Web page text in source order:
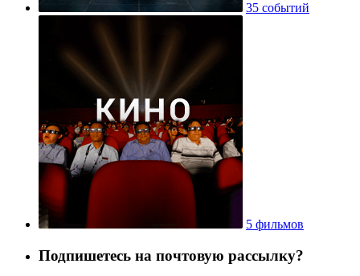
35 событий
5 фильмов
Подпишетесь на почтовую рассылку?